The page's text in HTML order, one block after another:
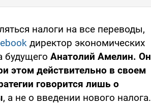
налоги на все переводы,
директор экономических
будущего Анатолий Амелин. Он
этом действительно в своем
говорится лишь о
, а не о введении нового налога.